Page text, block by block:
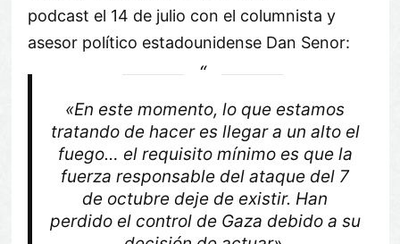
podcast el 14 de julio con el columnista y
asesor político estadounidense Dan Senor:
«En este momento, lo que estamos
tratando de hacer es llegar a un alto el
fuego… el requisito mínimo es que la
fuerza responsable del ataque del 7
de octubre deje de existir. Han
perdido el control de Gaza debido a su